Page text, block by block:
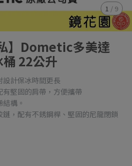
1 / 9
】Dometic多美達
22公升
設計保冰時間更長
有堅固的肩帶，方便攜帶
構。
，配有不銹鋼桿、堅固的尼龍閉鎖